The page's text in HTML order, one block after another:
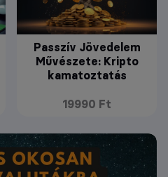
Passzív Jövedelem
Művészete: Kripto
kamatoztatás
19990 Ft